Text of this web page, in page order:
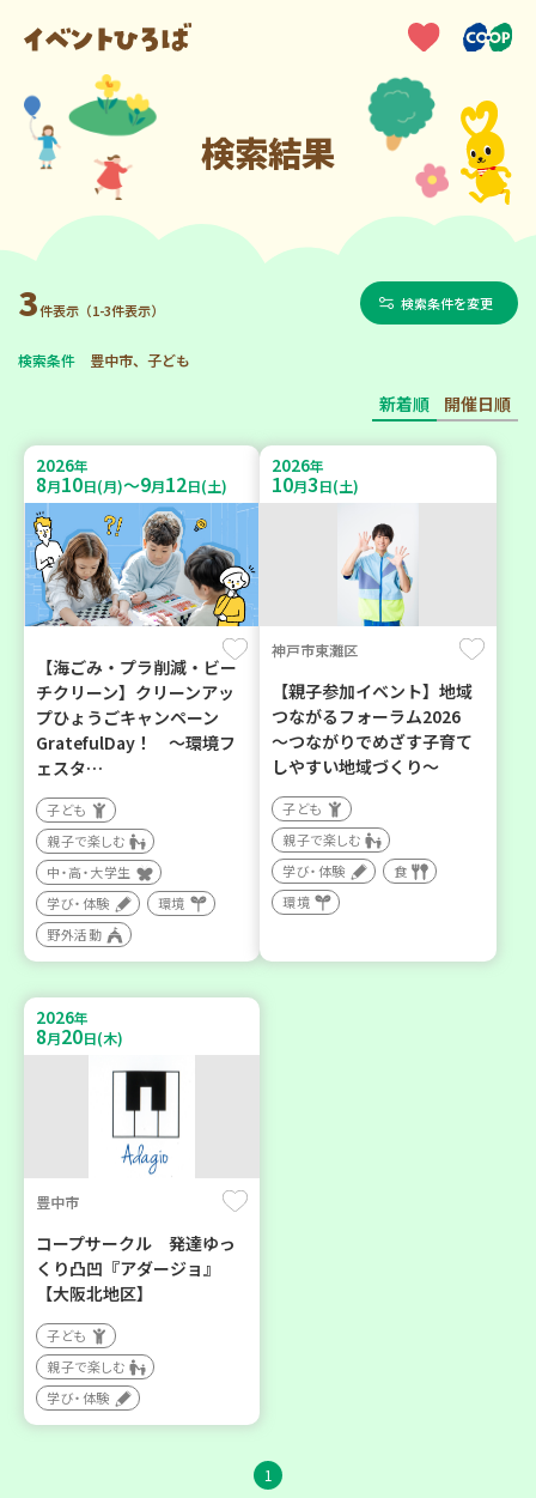
検索結果
3件表示（1-3件表示） 検索条件を変更
検索条件 豊中市、子ども
新着順 開催日順
2026年
8月10日(月)～9月12日(土)
【海ごみ・プラ削減・ビー
チクリーン】クリーンアッ
プひょうごキャンペーン
GratefulDay！ ～環境フ
ェスタ…
子ども
親子で楽しむ
中・高・大学生
学び・体験
環境
野外活動
2026年
10月3日(土)
神戸市東灘区
【親子参加イベント】地域
つながるフォーラム2026
～つながりでめざす子育て
しやすい地域づくり～
子ども
親子で楽しむ
学び・体験
食
環境
2026年
8月20日(木)
豊中市
コープサークル 発達ゆっ
くり凸凹『アダージョ』
【大阪北地区】
子ども
親子で楽しむ
学び・体験
1